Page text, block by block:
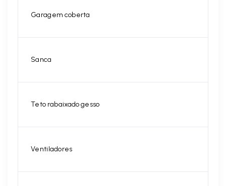
Garagem coberta
Sanca
Teto rabaixado gesso
Ventiladores